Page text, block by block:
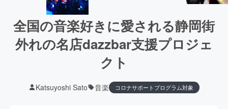
全国の音楽好きに愛される静岡街
外れの名店dazzbar支援プロジェ
クト
Katsuyoshi Sato 音楽 コロナサポートプログラム対象